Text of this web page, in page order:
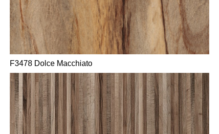
F3478 Dolce Macchiato